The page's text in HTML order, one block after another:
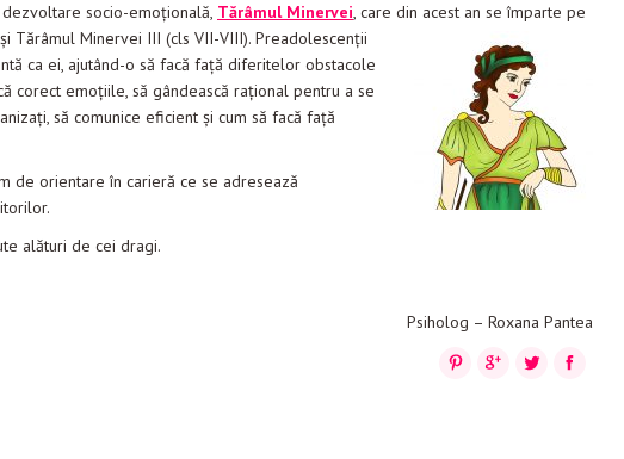
socio-emoțională, Tărâmul Minervei, care din acest an se împarte pe
Tărâmul Minervei III (cls VII-VIII). Preadolescenții
ca ei, ajutând-o să facă față diferitelor obstacole
corect emoțiile, să gândească rațional pentru a se
să comunice eficient și cum să facă față
de orientare în carieră ce se adresează
alături de cei dragi.
Psiholog – Roxana Pantea
Facebook
Twitter
Google+
Pinterest